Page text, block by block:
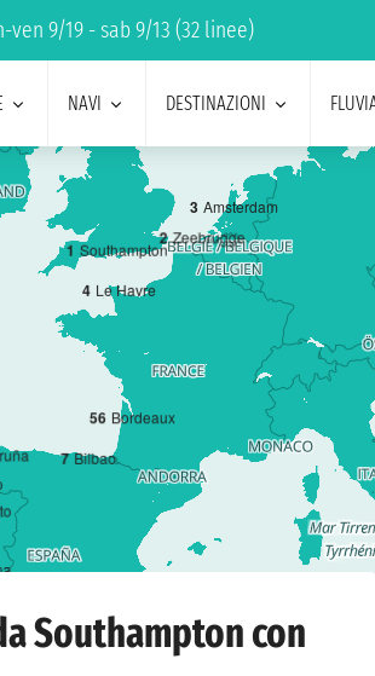
ven 9/19 - sab 9/13 (32 linee)
NAVI DESTINAZIONI
1 Southampton
2 Zeebrugge
3 Amsterdam
4 Le Havre
56 Bordeaux
7 Bilbao
Southampton con